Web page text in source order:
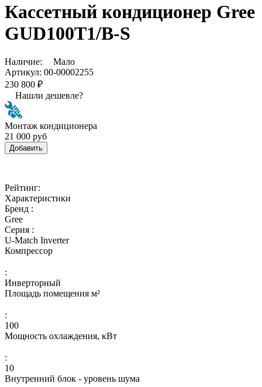
Кассетный кондиционер Gree
GUD100T1/B-S
Наличие:
Мало
Артикул: 00-00002255
230 800 ₽
Нашли дешевле?
Монтаж кондиционера
21 000 руб
Добавить
Рейтинг:
Характеристики
Бренд :
Gree
Серия :
U-Match Inverter
Компрессор
:
Инверторный
Площадь помещения м²
:
100
Мощность охлаждения, кВт
:
10
Внутренний блок - уровень шума